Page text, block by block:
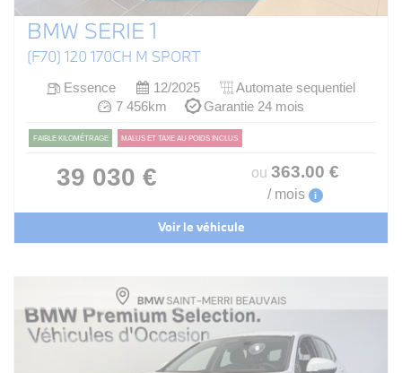
BMW SERIE 1
(F70) 120 170CH M SPORT
Essence 12/2025
Automate sequentiel
7 456km
Garantie 24 mois
FAIBLE KILOMÉTRAGE MALUS ET TAXE AU POIDS INCLUS
39 030 € ou 363.00 €
/ mois i
Voir le véhicule